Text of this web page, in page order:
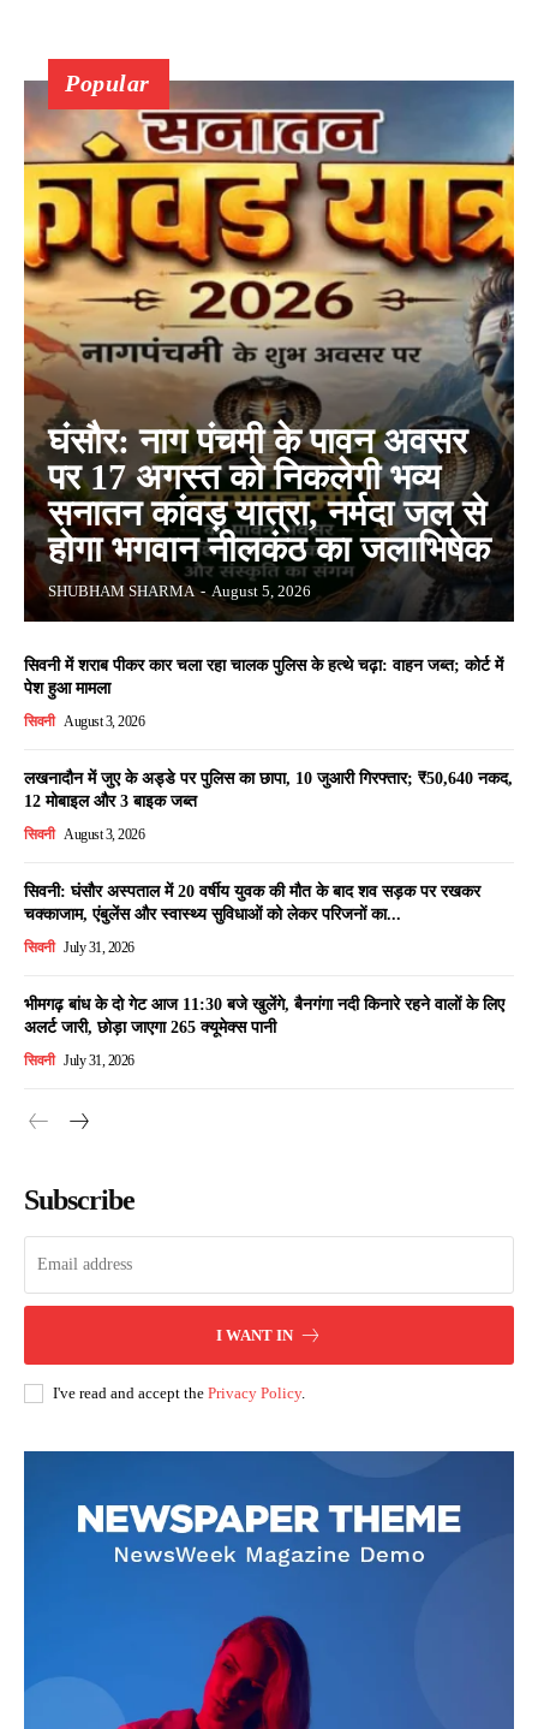
Popular
घंसौर: नाग पंचमी के पावन अवसर
पर 17 अगस्त को निकलेगी भव्य
सनातन कांवड़ यात्रा, नर्मदा जल से
होगा भगवान नीलकंठ का जलाभिषेक
SHUBHAM SHARMA - August 5, 2026
सिवनी में शराब पीकर कार चला रहा चालक पुलिस के हत्थे चढ़ा: वाहन जब्त; कोर्ट में
पेश हुआ मामला
सिवनी August 3, 2026
लखनादौन में जुए के अड्डे पर पुलिस का छापा, 10 जुआरी गिरफ्तार; ₹50,640 नकद,
12 मोबाइल और 3 बाइक जब्त
सिवनी August 3, 2026
सिवनी: घंसौर अस्पताल में 20 वर्षीय युवक की मौत के बाद शव सड़क पर रखकर
चक्काजाम, एंबुलेंस और स्वास्थ्य सुविधाओं को लेकर परिजनों का...
सिवनी July 31, 2026
भीमगढ़ बांध के दो गेट आज 11:30 बजे खुलेंगे, बैनगंगा नदी किनारे रहने वालों के लिए
अलर्ट जारी, छोड़ा जाएगा 265 क्यूमेक्स पानी
सिवनी July 31, 2026
Subscribe
I WANT IN
I've read and accept the Privacy Policy.